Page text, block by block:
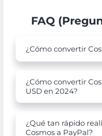
FAQ
¿Cómo convertir
¿Cómo convertir
USD en 2024?
¿Qué tan rápido
Cosmos a PayPal?